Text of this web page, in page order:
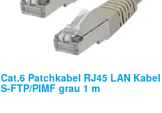
Cat.6 Patchkabel RJ45 LAN Kabel
S-FTP/PIMF grau 1 m